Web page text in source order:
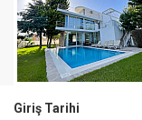
Giriş Tarihi